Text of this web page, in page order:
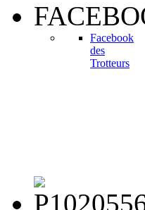
Facebook
des
Trotteurs